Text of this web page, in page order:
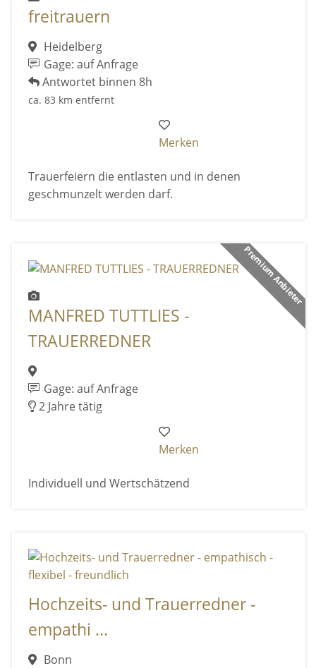
freitrauern
Heidelberg
Gage: auf Anfrage
Antwortet binnen 8h
ca. 83 km entfernt
Merken
Trauerfeiern die entlasten und in denen
geschmunzelt werden darf.
Premium Anbieter
MANFRED TUTTLIES -
TRAUERREDNER
Gage: auf Anfrage
2 Jahre tätig
Merken
Individuell und Wertschätzend
Hochzeits- und Trauerredner -
empathi ...
Bonn